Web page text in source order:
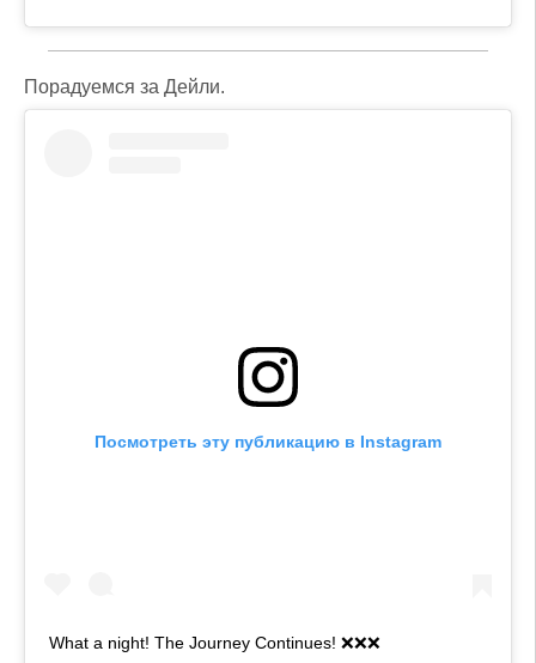
Порадуемся за Дейли.
Посмотреть эту публикацию в Instagram
What a night! The Journey Continues! ❌❌❌